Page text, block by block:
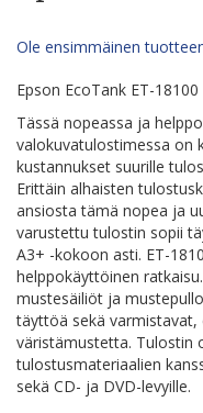
images
the
gallery
Ole ensimmäinen
Epson EcoTank ET-18100
Tässä nopeassa ja
valokuvatulostimessa on
kustannukset suurille
Erittäin alhaisten
ansiosta tämä nopea ja
varustettu tulostin sopii
A3+ -kokoon asti. ET-
helppokäyttöinen
mustesäiliöt ja
täyttöä sekä varmistavat,
väristämustetta. Tulostin
tulostusmateriaalien
sekä CD- ja DVD-levyille.